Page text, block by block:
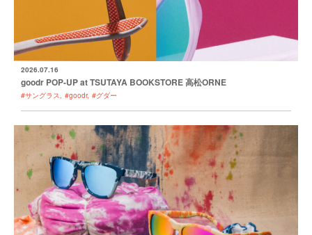
2026.07.16
goodr POP-UP at TSUTAYA BOOKSTORE 高松ORNE
#サングラス #goodr #グダー